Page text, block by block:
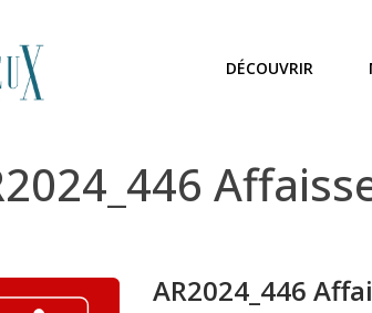
DÉCOUVRIR
AR2024_446